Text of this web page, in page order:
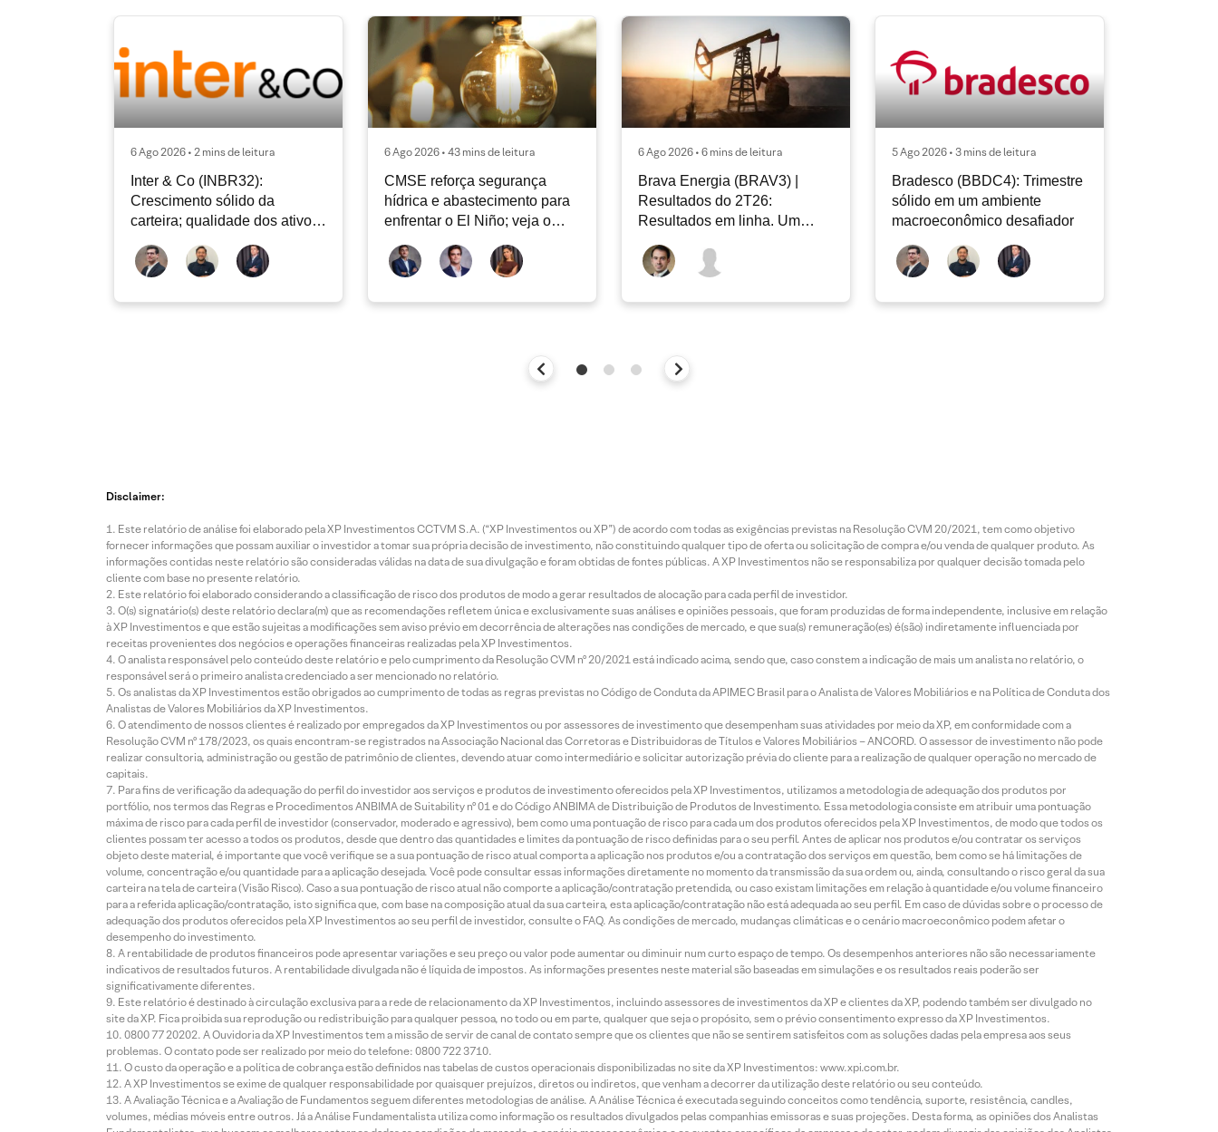
6 Ago 2026 • 2 mins de leitura
Inter & Co (INBR32):
Crescimento sólido da
carteira; qualidade dos ativos
continua sendo o principal
debate
6 Ago 2026 • 43 mins de leitura
CMSE reforça segurança
hídrica e abastecimento para
enfrentar o El Niño; veja o
Radar Energia XP | Agosto
6 Ago 2026 • 6 mins de leitura
Brava Energia (BRAV3) |
Resultados do 2T26:
Resultados em linha. Um
novo capítulo à frente
5 Ago 2026 • 3 mins de leitura
Bradesco (BBDC4): Trimestre
sólido em um ambiente
macroeconômico desafiador
Disclaimer:
Este relatório de análise foi elaborado pela XP Investimentos CCTVM S.A. (“XP Investimentos ou XP”) de acordo com todas as exigências previstas na Resolução CVM 20/2021, tem como objetivo
fornecer informações que possam auxiliar o investidor a tomar sua própria decisão de investimento, não constituindo qualquer tipo de oferta ou solicitação de compra e/ou venda de qualquer produto. As
informações contidas neste relatório são consideradas válidas na data de sua divulgação e foram obtidas de fontes públicas. A XP Investimentos não se responsabiliza por qualquer decisão tomada pelo
cliente com base no presente relatório.
Este relatório foi elaborado considerando a classificação de risco dos produtos de modo a gerar resultados de alocação para cada perfil de investidor.
O(s) signatário(s) deste relatório declara(m) que as recomendações refletem única e exclusivamente suas análises e opiniões pessoais, que foram produzidas de forma independente, inclusive em relação
à XP Investimentos e que estão sujeitas a modificações sem aviso prévio em decorrência de alterações nas condições de mercado, e que sua(s) remuneração(es) é(são) indiretamente influenciada por
receitas provenientes dos negócios e operações financeiras realizadas pela XP Investimentos.
O analista responsável pelo conteúdo deste relatório e pelo cumprimento da Resolução CVM nº 20/2021 está indicado acima, sendo que, caso constem a indicação de mais um analista no relatório, o
responsável será o primeiro analista credenciado a ser mencionado no relatório.
Os analistas da XP Investimentos estão obrigados ao cumprimento de todas as regras previstas no Código de Conduta da APIMEC Brasil para o Analista de Valores Mobiliários e na Política de Conduta dos
Analistas de Valores Mobiliários da XP Investimentos.
O atendimento de nossos clientes é realizado por empregados da XP Investimentos ou por assessores de investimento que desempenham suas atividades por meio da XP, em conformidade com a
Resolução CVM nº 178/2023, os quais encontram-se registrados na Associação Nacional das Corretoras e Distribuidoras de Títulos e Valores Mobiliários – ANCORD. O assessor de investimento não pode
realizar consultoria, administração ou gestão de patrimônio de clientes, devendo atuar como intermediário e solicitar autorização prévia do cliente para a realização de qualquer operação no mercado de
capitais.
Para fins de verificação da adequação do perfil do investidor aos serviços e produtos de investimento oferecidos pela XP Investimentos, utilizamos a metodologia de adequação dos produtos por
portfólio, nos termos das Regras e Procedimentos ANBIMA de Suitability nº 01 e do Código ANBIMA de Distribuição de Produtos de Investimento. Essa metodologia consiste em atribuir uma pontuação
máxima de risco para cada perfil de investidor (conservador, moderado e agressivo), bem como uma pontuação de risco para cada um dos produtos oferecidos pela XP Investimentos, de modo que todos os
clientes possam ter acesso a todos os produtos, desde que dentro das quantidades e limites da pontuação de risco definidas para o seu perfil. Antes de aplicar nos produtos e/ou contratar os serviços
objeto deste material, é importante que você verifique se a sua pontuação de risco atual comporta a aplicação nos produtos e/ou a contratação dos serviços em questão, bem como se há limitações de
volume, concentração e/ou quantidade para a aplicação desejada. Você pode consultar essas informações diretamente no momento da transmissão da sua ordem ou, ainda, consultando o risco geral da sua
carteira na tela de carteira (Visão Risco). Caso a sua pontuação de risco atual não comporte a aplicação/contratação pretendida, ou caso existam limitações em relação à quantidade e/ou volume financeiro
para a referida aplicação/contratação, isto significa que, com base na composição atual da sua carteira, esta aplicação/contratação não está adequada ao seu perfil. Em caso de dúvidas sobre o processo de
adequação dos produtos oferecidos pela XP Investimentos ao seu perfil de investidor, consulte o FAQ. As condições de mercado, mudanças climáticas e o cenário macroeconômico podem afetar o
desempenho do investimento.
A rentabilidade de produtos financeiros pode apresentar variações e seu preço ou valor pode aumentar ou diminuir num curto espaço de tempo. Os desempenhos anteriores não são necessariamente
indicativos de resultados futuros. A rentabilidade divulgada não é líquida de impostos. As informações presentes neste material são baseadas em simulações e os resultados reais poderão ser
significativamente diferentes.
Este relatório é destinado à circulação exclusiva para a rede de relacionamento da XP Investimentos, incluindo assessores de investimentos da XP e clientes da XP, podendo também ser divulgado no
site da XP. Fica proibida sua reprodução ou redistribuição para qualquer pessoa, no todo ou em parte, qualquer que seja o propósito, sem o prévio consentimento expresso da XP Investimentos.
0800 77 20202. A Ouvidoria da XP Investimentos tem a missão de servir de canal de contato sempre que os clientes que não se sentirem satisfeitos com as soluções dadas pela empresa aos seus
problemas. O contato pode ser realizado por meio do telefone: 0800 722 3710.
O custo da operação e a política de cobrança estão definidos nas tabelas de custos operacionais disponibilizadas no site da XP Investimentos: www.xpi.com.br.
A XP Investimentos se exime de qualquer responsabilidade por quaisquer prejuízos, diretos ou indiretos, que venham a decorrer da utilização deste relatório ou seu conteúdo.
A Avaliação Técnica e a Avaliação de Fundamentos seguem diferentes metodologias de análise. A Análise Técnica é executada seguindo conceitos como tendência, suporte, resistência, candles,
volumes, médias móveis entre outros. Já a Análise Fundamentalista utiliza como informação os resultados divulgados pelas companhias emissoras e suas projeções. Desta forma, as opiniões dos Analistas